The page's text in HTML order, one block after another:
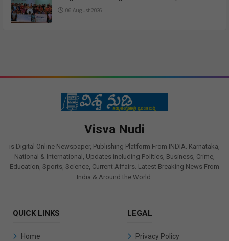
06 August 2026
Visva Nudi
is Digital Online Newspaper, Publishing Platform From INDIA. Karnataka,
National & International, Updates including Politics, Business, Crime,
Education, Sports, Science, Current Affairs. Latest Breaking News From
India & Around the World.
QUICK LINKS
Home
LEGAL
Privacy Policy